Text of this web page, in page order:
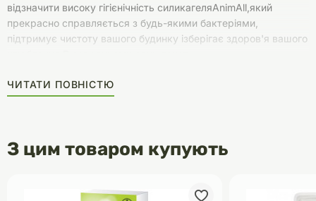
відзначити високу гігієнічність силикагеляAnimAll,який
прекрасно справляється з будь-якими бактеріями,
підтримує чистоту вашого будинку ізберігає здоров'я вашого
кішки. На цей час ви забуваєте про неприємний запах і зайві
клопоти по догляду за домашніми тваринами.Не дивно, що
переваги, приходить купувати його знову.Інструкція по
застосуваннюНаповніть сухий і чистий туалет наповнювачем
відходи.Перемішуйте вміст лотка раз в 1-2 дня.Не рідше 1
ЧИТАТИ ПОВНІСТЮ
З цим товаром купують